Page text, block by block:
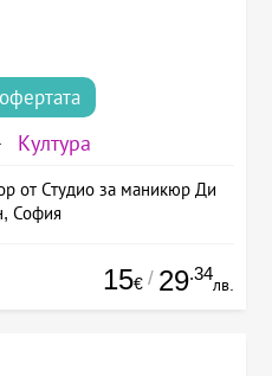
Култура
от Студио за маникюр Ди
София
15€ / 29.34
лв.